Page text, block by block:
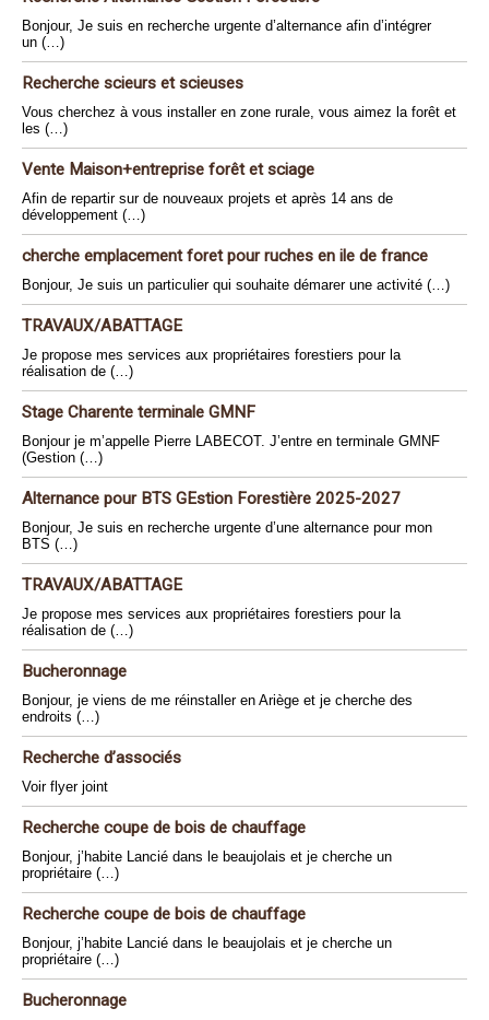
Bonjour, Je suis en recherche urgente d’alternance afin d’intégrer
un (…)
Recherche scieurs et scieuses
Vous cherchez à vous installer en zone rurale, vous aimez la forêt et
les (…)
Vente Maison+entreprise forêt et sciage
Afin de repartir sur de nouveaux projets et après 14 ans de
développement (…)
cherche emplacement foret pour ruches en ile de france
Bonjour, Je suis un particulier qui souhaite démarer une activité (…)
TRAVAUX/ABATTAGE
Je propose mes services aux propriétaires forestiers pour la
réalisation de (…)
Stage Charente terminale GMNF
Bonjour je m’appelle Pierre LABECOT. J’entre en terminale GMNF
(Gestion (…)
Alternance pour BTS GEstion Forestière 2025-2027
Bonjour, Je suis en recherche urgente d’une alternance pour mon
BTS (…)
TRAVAUX/ABATTAGE
Je propose mes services aux propriétaires forestiers pour la
réalisation de (…)
Bucheronnage
Bonjour, je viens de me réinstaller en Ariège et je cherche des
endroits (…)
Recherche d’associés
Voir flyer joint
Recherche coupe de bois de chauffage
Bonjour, j’habite Lancié dans le beaujolais et je cherche un
propriétaire (…)
Recherche coupe de bois de chauffage
Bonjour, j’habite Lancié dans le beaujolais et je cherche un
propriétaire (…)
Bucheronnage